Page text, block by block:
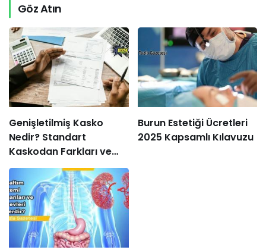
Göz Atın
Genişletilmiş Kasko
Nedir? Standart
Kaskodan Farkları ve
Avantajları Nelerdir?
Burun Estetiği Ücretleri
2025 Kapsamlı Kılavuzu